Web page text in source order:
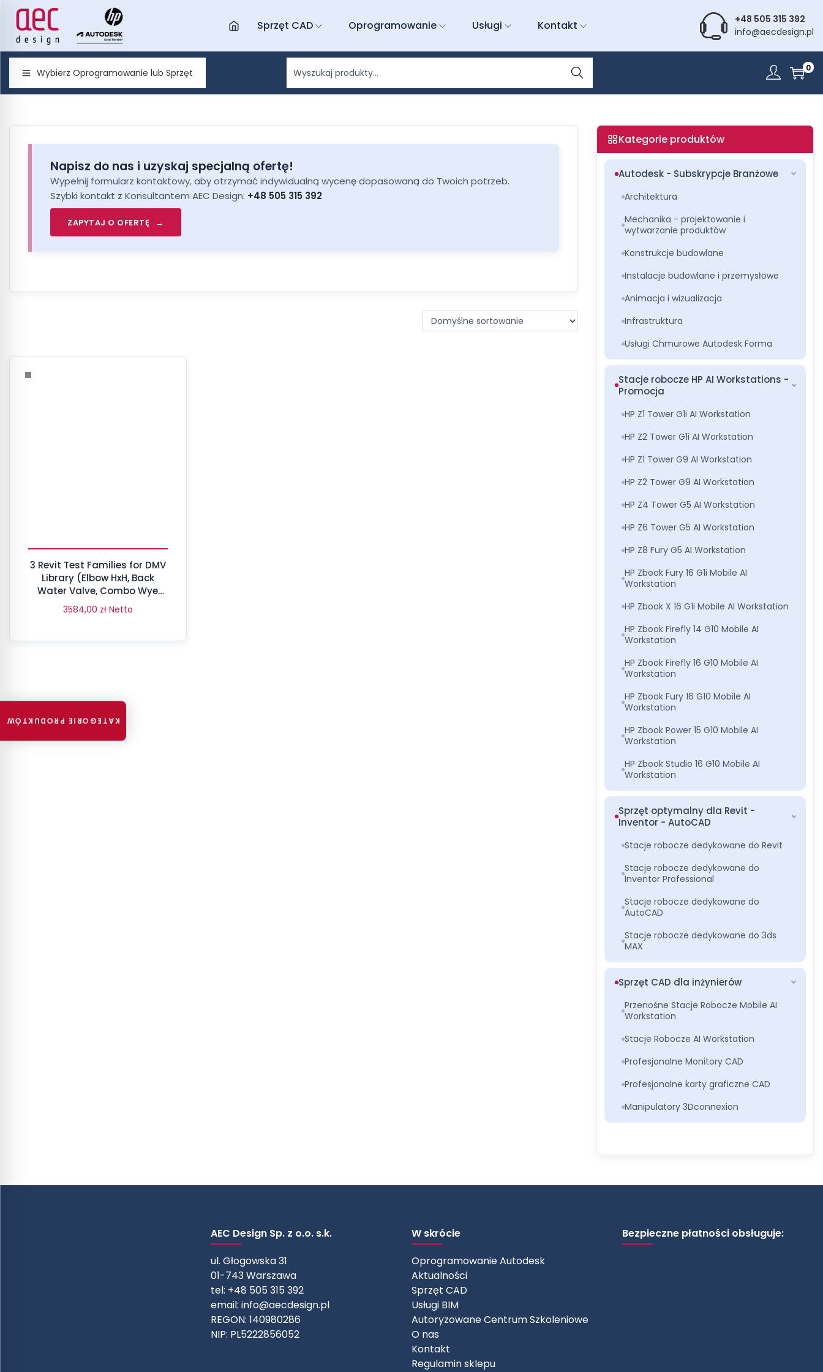
Sprzęt CAD Oprogramowanie Usługi Kontakt
+48 505 315 392
info@aecdesign.pl
Wybierz Oprogramowanie lub Sprzęt
Wyszu
kiwani
e
0
Napisz do nas i uzyskaj specjalną ofertę!
Wypełnij formularz kontaktowy, aby otrzymać indywidualną wycenę dopasowaną do Twoich potrzeb.
Szybki kontakt z Konsultantem AEC Design: +48 505 315 392
ZAPYTAJ O OFERTĘ
3 Revit Test Families for DMV
Library (Elbow HxH, Back
Water Valve, Combo Wye
HxHxH)
3584,00 zł Netto
Kategorie produktów
Autodesk - Subskrypcje Branżowe
Architektura
Mechanika - projektowanie i
wytwarzanie produktów
Konstrukcje budowlane
Instalacje budowlane i przemysłowe
Animacja i wizualizacja
Infrastruktura
Usługi Chmurowe Autodesk Forma
Stacje robocze HP AI Workstations -
Promocja
HP Z1 Tower G1i AI Workstation
HP Z2 Tower G1i AI Workstation
HP Z1 Tower G9 AI Workstation
HP Z2 Tower G9 AI Workstation
HP Z4 Tower G5 AI Workstation
HP Z6 Tower G5 AI Workstation
HP Z8 Fury G5 AI Workstation
HP Zbook Fury 16 G1i Mobile AI
Workstation
HP Zbook X 16 G1i Mobile AI Workstation
HP Zbook Firefly 14 G10 Mobile AI
Workstation
HP Zbook Firefly 16 G10 Mobile AI
Workstation
HP Zbook Fury 16 G10 Mobile AI
Workstation
HP Zbook Power 15 G10 Mobile AI
Workstation
HP Zbook Studio 16 G10 Mobile AI
Workstation
Sprzęt optymalny dla Revit -
Inventor - AutoCAD
Stacje robocze dedykowane do Revit
Stacje robocze dedykowane do
Inventor Professional
Stacje robocze dedykowane do
AutoCAD
Stacje robocze dedykowane do 3ds
MAX
Sprzęt CAD dla inżynierów
Przenośne Stacje Robocze Mobile AI
Workstation
Stacje Robocze AI Workstation
Profesjonalne Monitory CAD
Profesjonalne karty graficzne CAD
Manipulatory 3Dconnexion
AEC Design Sp. z o.o. s.k.
ul. Głogowska 31
01-743 Warszawa
tel: +48 505 315 392
email: info@aecdesign.pl
REGON: 140980286
NIP: PL5222856052
W skrócie
Oprogramowanie Autodesk
Aktualności
Sprzęt CAD
Usługi BIM
Autoryzowane Centrum Szkoleniowe
O nas
Kontakt
Regulamin sklepu
Bezpieczne płatności obsługuje:
KATEGORIE PRODUKTÓW